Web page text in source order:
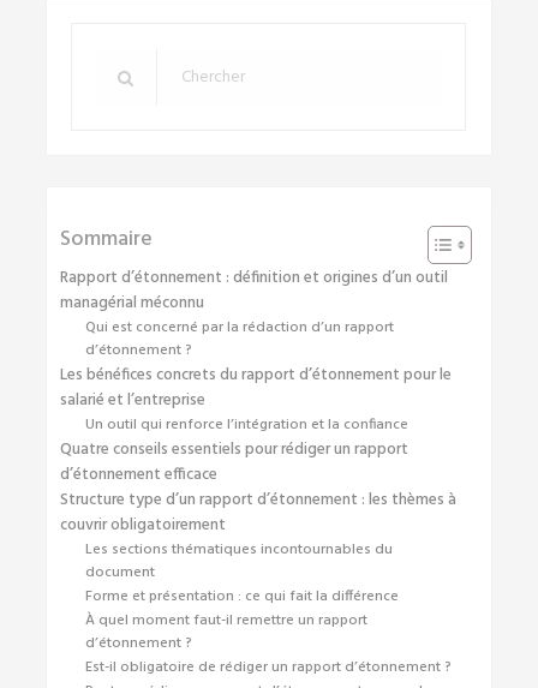
Sommaire
Rapport d’étonnement : définition et origines d’un outil
managérial méconnu
Qui est concerné par la rédaction d’un rapport
d’étonnement ?
Les bénéfices concrets du rapport d’étonnement pour le
salarié et l’entreprise
Un outil qui renforce l’intégration et la confiance
Quatre conseils essentiels pour rédiger un rapport
d’étonnement efficace
Structure type d’un rapport d’étonnement : les thèmes à
couvrir obligatoirement
Les sections thématiques incontournables du
document
Forme et présentation : ce qui fait la différence
À quel moment faut-il remettre un rapport
d’étonnement ?
Est-il obligatoire de rédiger un rapport d’étonnement ?